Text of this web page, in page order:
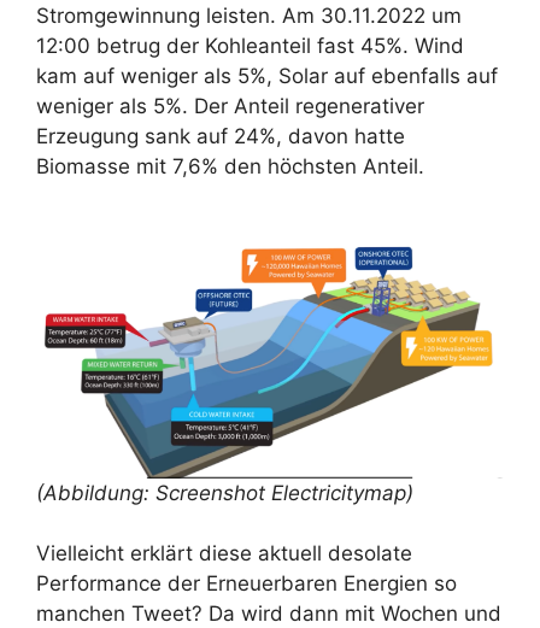
Stromgewinnung leisten. Am 30.11.2022 um
12:00 betrug der Kohleanteil fast 45%. Wind
kam auf weniger als 5%, Solar auf ebenfalls auf
weniger als 5%. Der Anteil regenerativer
Erzeugung sank auf 24%, davon hatte
Biomasse mit 7,6% den höchsten Anteil.
(Abbildung: Screenshot Electricitymap)
Vielleicht erklärt diese aktuell desolate
Performance der Erneuerbaren Energien so
manchen Tweet? Da wird dann mit Wochen und